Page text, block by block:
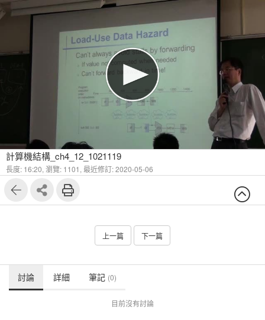
計算機結構_ch4_12_1021119
長度: 16:20, 瀏覽: 1101, 最近修訂: 2020-05-06
上一篇 下一篇
討論 詳細 筆記 (0)
目前沒有討論